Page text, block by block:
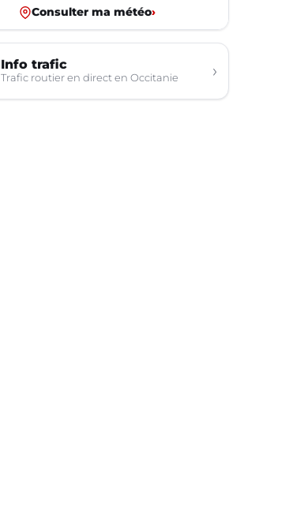
Consulter ma météo›
Info trafic
Trafic routier en direct en Occitanie ›